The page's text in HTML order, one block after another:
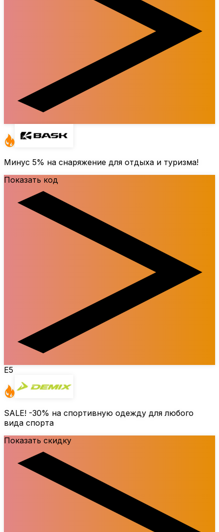
Минус 5% на снаряжение для отдыха и туризма!
Показать код
E5
SALE! -30% на спортивную одежду для любого
вида спорта
Показать скидку